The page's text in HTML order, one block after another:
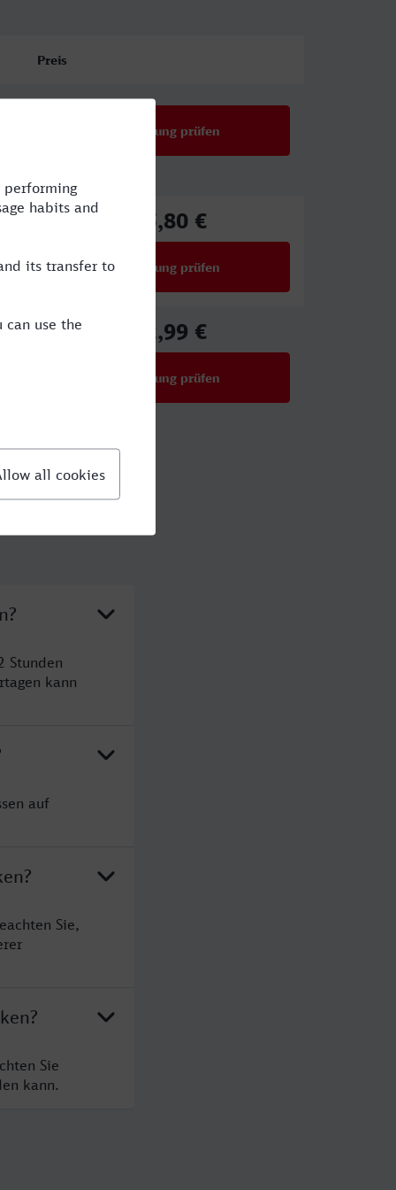
Preis
Verbindung prüfen
25,80 €
Verbindung prüfen
22,99 €
Verbindung prüfen
Stunden
kann
auf
Sie,
Sie
kann.